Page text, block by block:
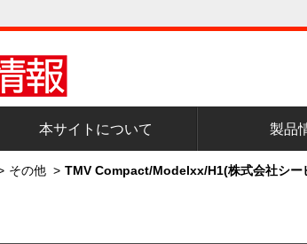
本サイトについて 製品
その他 > TMV Compact/Modelxx/H1(株式会社シー